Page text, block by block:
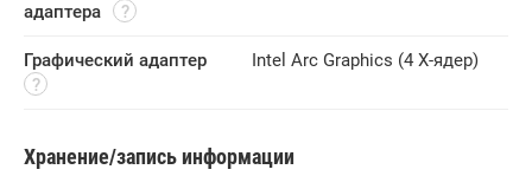
адаптера
Графический адаптер Intel Arc Graphics (4 X-ядер)
Хранение/запись информации